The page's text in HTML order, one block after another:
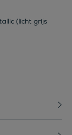
(licht grijs